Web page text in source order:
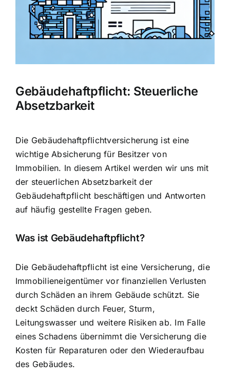
Hausratversicherung
Berufsunfähigkeitsversicherung
Hilfe und Kontakt
Gebäudehaftpflicht: Steuerliche
Absetzbarkeit
Die Gebäudehaftpflichtversicherung ist eine
wichtige Absicherung für Besitzer von
Immobilien. In diesem Artikel werden wir uns mit
der steuerlichen Absetzbarkeit der
Gebäudehaftpflicht beschäftigen und Antworten
auf häufig gestellte Fragen geben.
Was ist Gebäudehaftpflicht?
Die Gebäudehaftpflicht ist eine Versicherung, die
Immobilieneigentümer vor finanziellen Verlusten
durch Schäden an ihrem Gebäude schützt. Sie
deckt Schäden durch Feuer, Sturm,
Leitungswasser und weitere Risiken ab. Im Falle
eines Schadens übernimmt die Versicherung die
Kosten für Reparaturen oder den Wiederaufbau
des Gebäudes.